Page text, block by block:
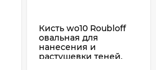
Кисть wo10 Roubloff
овальная для
нанесения и
растушевки теней,